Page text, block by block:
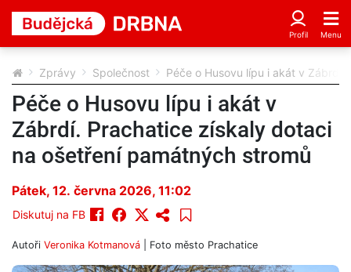
Zprávy Společnost Péče o Husovu lípu i akát v
Péče o Husovu lípu i akát v
Zábrdí. Prachatice získaly dotaci
na ošetření památných stromů
Pátek, 12. června 2026, 11:02
Diskutuj na FB
Autoři Veronika Kotmanová | Foto město Prachatice